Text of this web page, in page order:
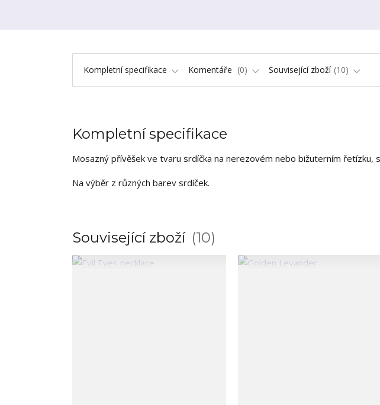
Kompletní specifikace Komentáře 0 Související zboží 10
Kompletní specifikace
Mosazný přívěšek ve tvaru srdíčka na nerezovém nebo bižuterním řetízku,
Na výběr z různých barev srdíček.
Související zboží 10